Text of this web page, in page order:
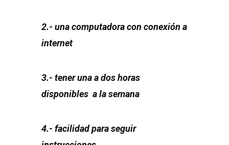
2.- una computadora con conexión a
internet
3.- tener una a dos horas
disponibles a la semana
4.- facilidad para seguir